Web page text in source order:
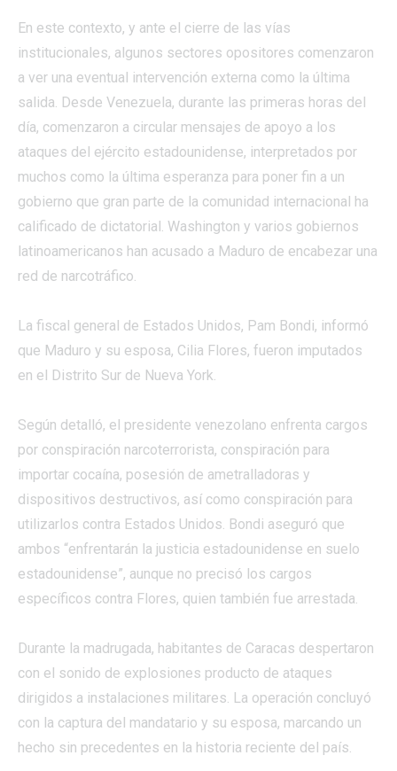
En este contexto, y ante el cierre de las vías
institucionales, algunos sectores opositores comenzaron
a ver una eventual intervención externa como la última
salida. Desde Venezuela, durante las primeras horas del
día, comenzaron a circular mensajes de apoyo a los
ataques del ejército estadounidense, interpretados por
muchos como la última esperanza para poner fin a un
gobierno que gran parte de la comunidad internacional ha
calificado de dictatorial. Washington y varios gobiernos
latinoamericanos han acusado a Maduro de encabezar una
red de narcotráfico.
La fiscal general de Estados Unidos, Pam Bondi, informó
que Maduro y su esposa, Cilia Flores, fueron imputados
en el Distrito Sur de Nueva York.
Según detalló, el presidente venezolano enfrenta cargos
por conspiración narcoterrorista, conspiración para
importar cocaína, posesión de ametralladoras y
dispositivos destructivos, así como conspiración para
utilizarlos contra Estados Unidos. Bondi aseguró que
ambos “enfrentarán la justicia estadounidense en suelo
estadounidense”, aunque no precisó los cargos
específicos contra Flores, quien también fue arrestada.
Durante la madrugada, habitantes de Caracas despertaron
con el sonido de explosiones producto de ataques
dirigidos a instalaciones militares. La operación concluyó
con la captura del mandatario y su esposa, marcando un
hecho sin precedentes en la historia reciente del país.